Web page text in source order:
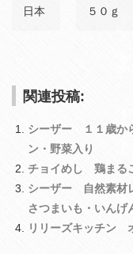
日本 ５０ｇ
関連投稿:
シーザー １１歳か
ン・野菜入り
チョイめし 鶏まる
シーザー 自然素材
さつまいも・いんげ
リリーズキッチン